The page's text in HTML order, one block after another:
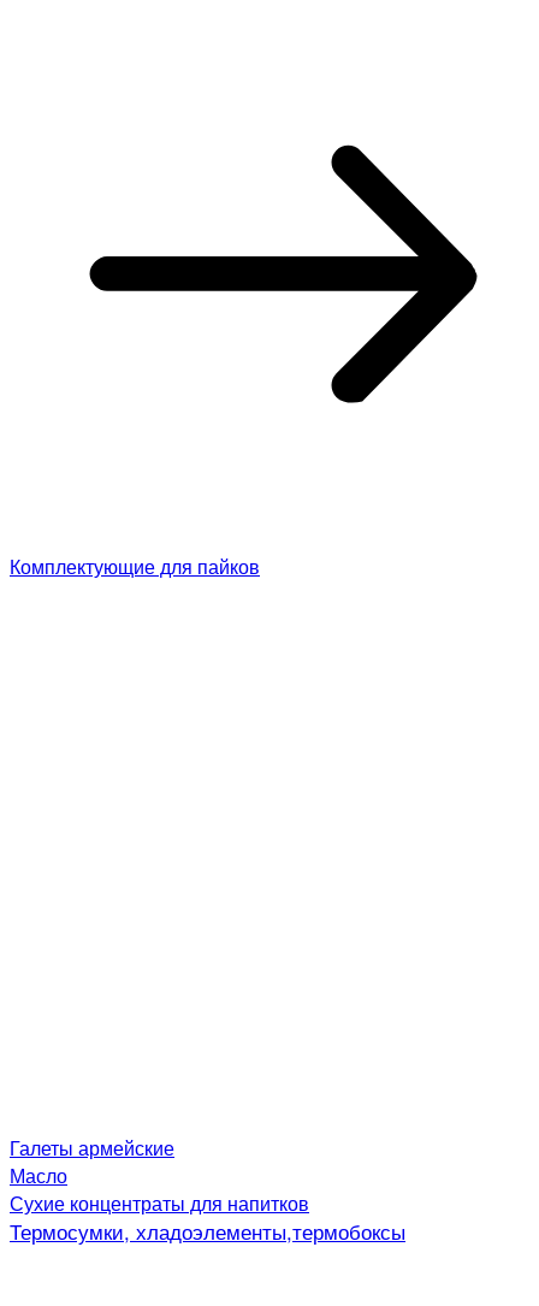
Комплектующие для пайков
Галеты армейские
Масло
Сухие концентраты для напитков
Термосумки, хладоэлементы,термобоксы